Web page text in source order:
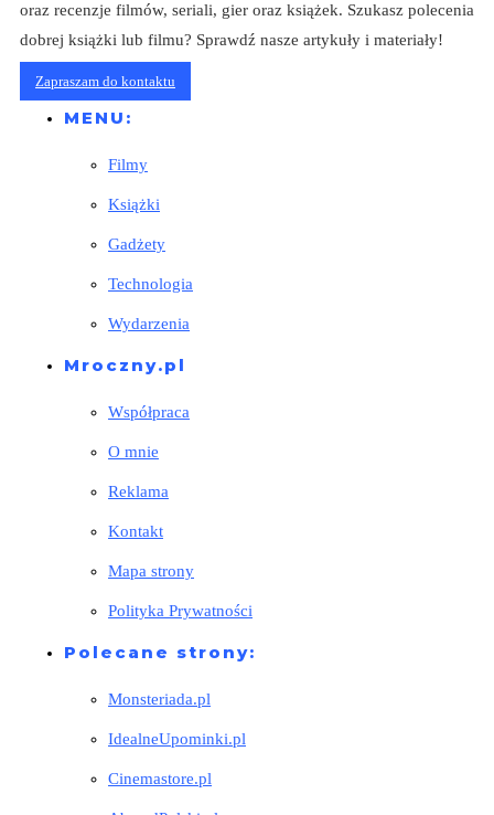
oraz recenzje filmów, seriali, gier oraz książek. Szukasz polecenia
dobrej książki lub filmu? Sprawdź nasze artykuły i materiały!
Zapraszam do kontaktu
MENU:
Filmy
Książki
Gadżety
Technologia
Wydarzenia
Mroczny.pl
Współpraca
O mnie
Reklama
Kontakt
Mapa strony
Polityka Prywatności
Polecane strony:
Monsteriada.pl
IdealneUpominki.pl
Cinemastore.pl